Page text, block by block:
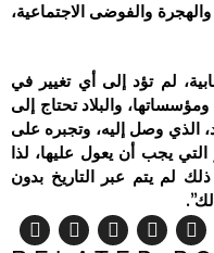
والفوضى الاجتماعية،
لم تؤد إلى أي تغيير في
والبلاد تحتاج إلى
الذي وصل إليه، وتجبره على
يجب أن يعول عليها، لذا
لم يتم عبر التاريخ بدون